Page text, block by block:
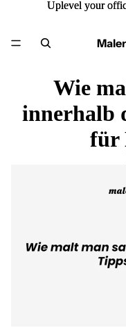
Uplevel your
Uplevel your
Wie
innerhalb
für